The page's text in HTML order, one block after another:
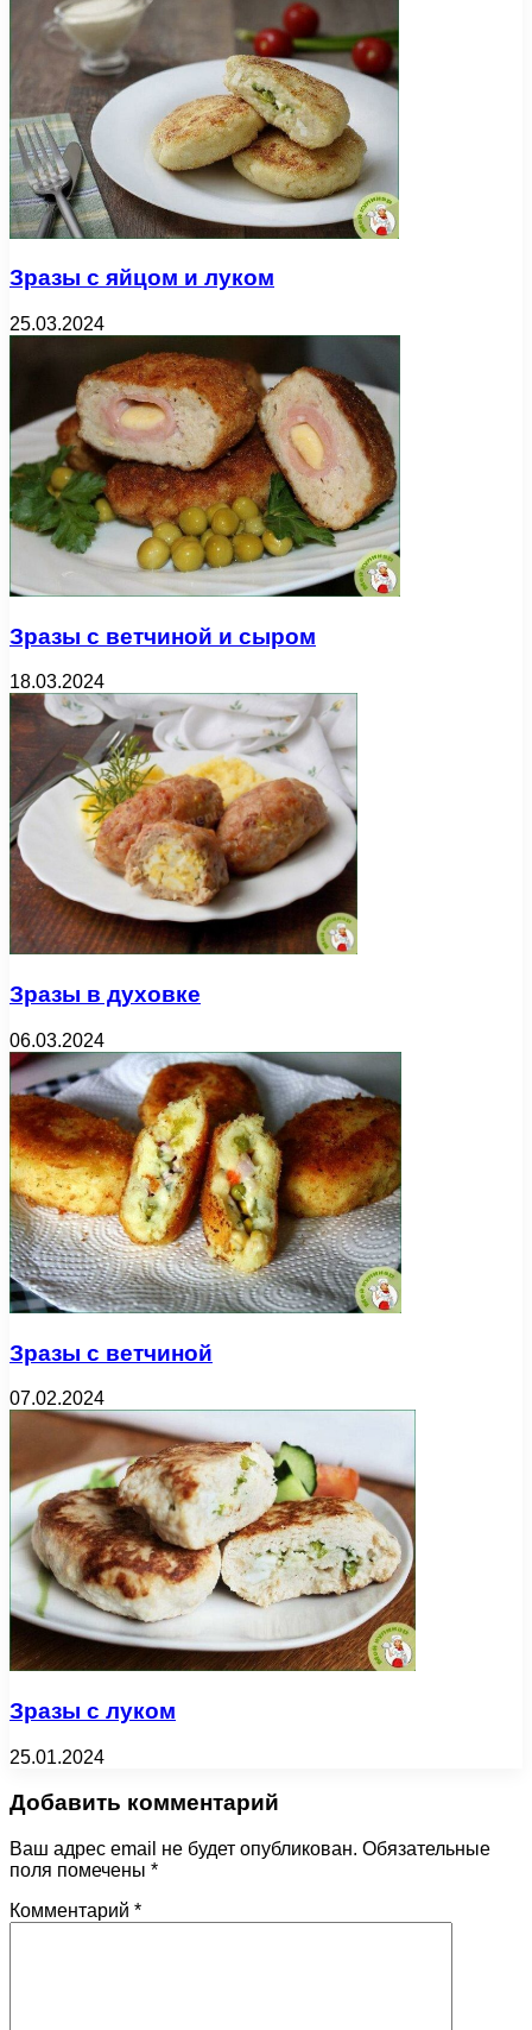
Зразы с яйцом и луком
25.03.2024
Зразы с ветчиной и сыром
18.03.2024
Зразы в духовке
06.03.2024
Зразы с ветчиной
07.02.2024
Зразы с луком
25.01.2024
Добавить комментарий
Ваш адрес email не будет опубликован. Обязательные
поля помечены *
Комментарий *